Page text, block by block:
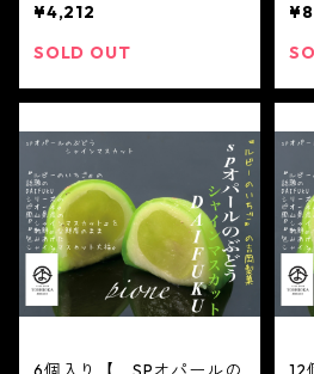
ンクダイヤのさくらんぼ6
個入り※配送日時指定必須
い フルーツ大福 人気
物 フルーツ ギフト
¥4,212
SOLD OUT
個
物